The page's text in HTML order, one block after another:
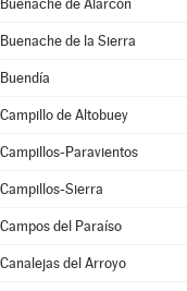
Buenache de Alarcón
Buenache de la Sierra
Buendía
Campillo de Altobuey
Campillos-Paravientos
Campillos-Sierra
Campos del Paraíso
Canalejas del Arroyo